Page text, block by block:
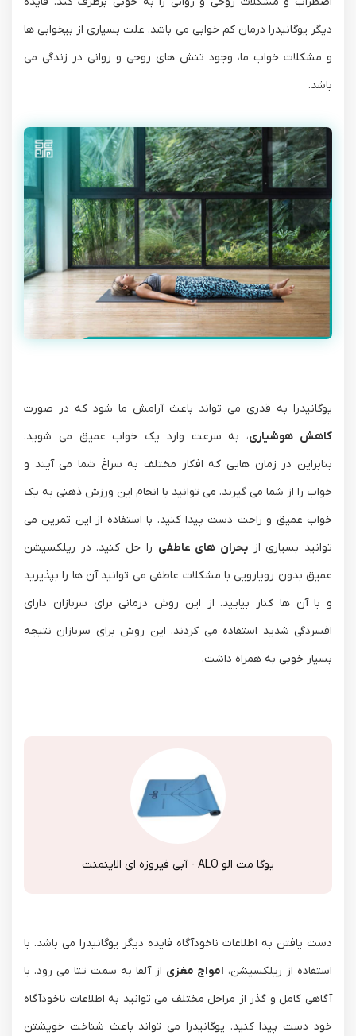
دیگر یوگانیدرا درمان کم خوابی می باشد. علت بسیاری از بیخوابی ها
و مشکلات خواب ما، وجود تنش های روحی و روانی در زندگی می
باشد.
یوگانیدرا به قدری می تواند باعث آرامش ما شود که در صورت
کاهش هوشیاری، به سرعت وارد یک خواب عمیق می شوید.
بنابراین در زمان هایی که افکار مختلف به سراغ شما می آیند و
خواب را از شما می گیرند. می توانید با انجام این ورزش ذهنی به یک
خواب عمیق و راحت دست پیدا کنید. با استفاده از این تمرین می
توانید بسیاری ازبحران های عاطفی را حل کنید. در ریلکسیشن
عمیق بدون رویارویی با مشکلات عاطفی می توانید آن ها را بپذیرید
و با آن ها کنار بیایید. از این روش درمانی برای سربازان دارای
افسردگی شدید استفاده می کردند. این روش برای سربازان نتیجه
بسیار خوبی به همراه داشت.
یوگا مت الو ALO - آبی فیروزه ای الاینمنت
دست یافتن به اطلاعات ناخودآگاه فایده دیگر یوگانیدرا می باشد. با
استفاده از ریلکسیشن، امواج مغزی از آلفا به سمت تتا می رود. با
آگاهی کامل و گذر از مراحل مختلف می توانید به اطلاعات ناخودآگاه
خود دست پیدا کنید. یوگانیدرا می تواند باعث شناخت خویشتن